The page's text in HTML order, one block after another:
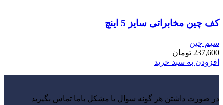
کف چین مخابراتی سایز 5 اینچ
سیم چین
237,600 تومان
افزودن به سبد خرید
در صورت داشتن هر گونه سوال یا مشکل باما تماس بگیرید